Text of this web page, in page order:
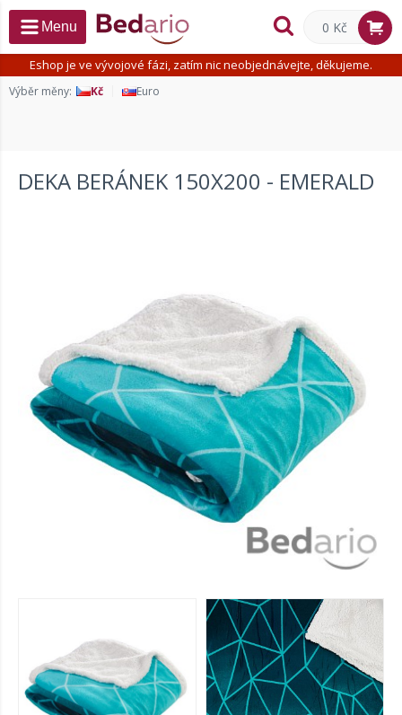
Eshop je ve vývojové fázi, zatím nic neobjednávejte, děkujeme.
Výběr měny: Kč Euro
Menu 0 Kč
DEKA BERÁNEK 150X200 - EMERALD